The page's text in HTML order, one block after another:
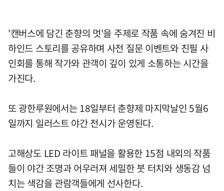
'캔버스에 담긴 춘향의 멋'을 주제로 작품 속에 숨겨진 비
하인드 스토리를 공유하며 사전 질문 이벤트와 친필 사
인회를 통해 작가와 관객이 깊이 있게 소통하는 시간을
가진다.
또 광한루원에서는 18일부터 춘향제 마지막날인 5월6
일까지 일러스트 야간 전시가 운영된다.
고해상도 LED 라이트 패널을 활용한 15점 내외의 작품
들이 야간 조명과 어우러져 세밀한 붓 터치와 생동감 넘
치는 색감을 관람객들에게 선사한다.